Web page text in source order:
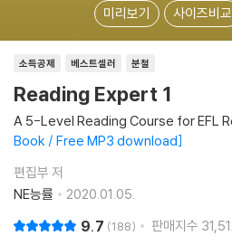
미리보기 사이즈비교
소득공제 베스트셀러 분철
Reading Expert 1
A 5-Level Reading Course for EFL
Book / Free MP3 download
편집부 저
NE능률
2020.01.05.
9.7 188 판매지수